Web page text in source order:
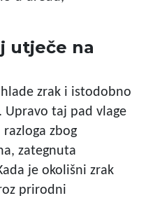
utječe na
zrak i istodobno
Upravo taj pad vlage
zbog
zategnuta
je okolišni zrak
prirodni